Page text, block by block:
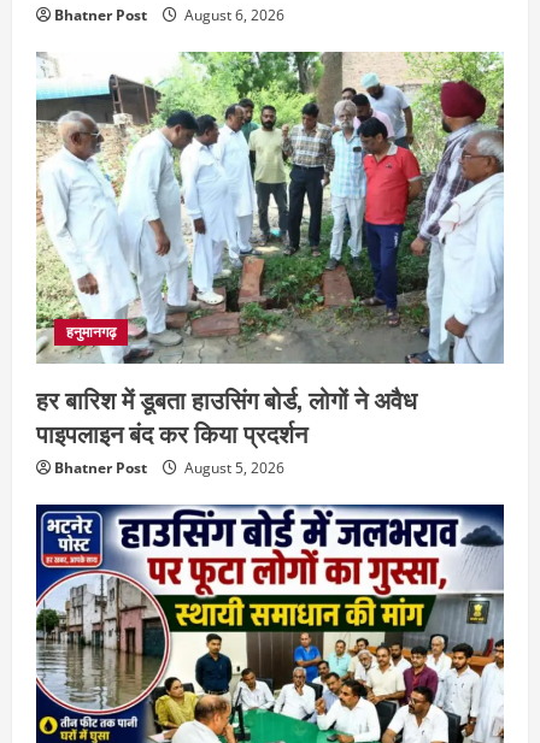
Bhatner Post August 6, 2026
हनुमानगढ़
हर बारिश में डूबता हाउसिंग बोर्ड, लोगों ने अवैध
पाइपलाइन बंद कर किया प्रदर्शन
Bhatner Post August 5, 2026